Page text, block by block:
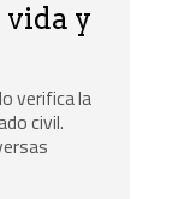
vida y
verifica la
civil.